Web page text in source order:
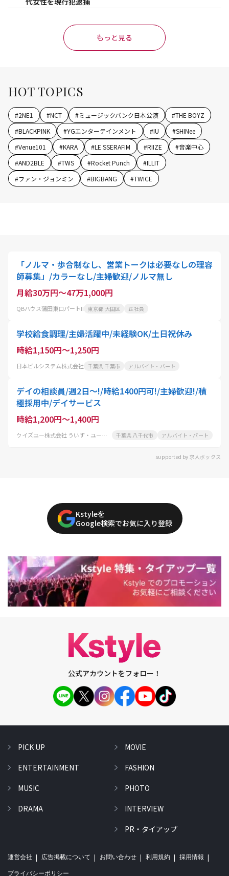
もっと見る
HOT TOPICS
#2NE1 #NCT #ミュージックバンク日本公演 #THE BOYZ
#BLACKPINK #YGエンターテインメント #IU #SHINee
#Venue101 #KARA #LE SSERAFIM #RIIZE #音楽中心
#AND2BLE #TWS #Rocket Punch #ILLIT
#ファン・ジョンミン #BIGBANG #TWICE
「ノルマ・歩合制なし、営業トークは必要なしの理容
師募集」/カラーなし/主婦歓迎/ノルマ無し
月給30万円～47万1,000円
QBハウス蒲田東口パートII 東京都 大田区 正社員
学校給食調理/主婦活躍中/未経験OK/土日祝休み
時給1,150円～1,250円
日本ビルシステム株式会社 千葉県 千葉市 アルバイト・パート
デイの相談員/週2日～!/時給1400円可!/主婦歓迎!/積
極採用中/デイサービス
時給1,200円～1,400円
ウイズユー株式会社 ういず・ユー勝田台デイサロン 千葉県 八千代市 アルバイト・パート
supported by 求人ボックス
Kstyleを
Google検索でお気に入り登録
公式アカウントをフォロー！
PICK UP
ENTERTAINMENT
MUSIC
DRAMA
MOVIE
FASHION
PHOTO
INTERVIEW
PR・タイアップ
運営会社 広告掲載について お問い合わせ 利用規約 採用情報
プライバシーポリシー